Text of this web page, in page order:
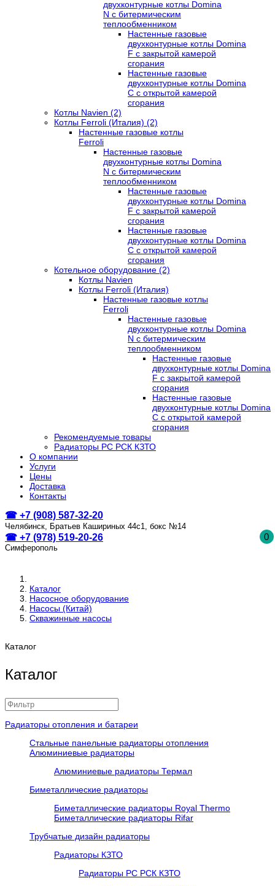
двухконтурные котлы Domina
N с битермическим
теплообменником
Настенные газовые
двухконтурные котлы Domina
F с закрытой камерой
сгорания
Настенные газовые
двухконтурные котлы Domina
C с открытой камерой
сгорания
Котлы Navien (2)
Котлы Ferroli (Италия) (2)
Настенные газовые котлы
Ferroli
Настенные газовые
двухконтурные котлы Domina
N с битермическим
теплообменником
Настенные газовые
двухконтурные котлы Domina
F с закрытой камерой
сгорания
Настенные газовые
двухконтурные котлы Domina
C с открытой камерой
сгорания
Котельное оборудование (2)
Котлы Navien
Котлы Ferroli (Италия)
Настенные газовые котлы
Ferroli
Настенные газовые
двухконтурные котлы Domina
N с битермическим
теплообменником
Настенные газовые
двухконтурные котлы Domina
F с закрытой камерой
сгорания
Настенные газовые
двухконтурные котлы Domina
C с открытой камерой
сгорания
Рекомендуемые товары
Радиаторы РС РСК КЗТО
О компании
Услуги
Цены
Доставка
Контакты
☎ +7 (908) 587-32-20
Челябинск, Братьев Кашириных 44с1, бокс №14
☎ +7 (978) 519-20-26
Симферополь
0
Каталог
Насосное оборудование
Насосы (Китай)
Скважинные насосы
Каталог
Каталог
Радиаторы отопления и батареи
Стальные панельные радиаторы отопления
Алюминиевые радиаторы
Алюминиевые радиаторы Термал
Биметаллические радиаторы
Биметаллические радиаторы Royal Thermo
Биметаллические радиаторы Rifar
Трубчатые дизайн радиаторы
Радиаторы КЗТО
Радиаторы РС РСК КЗТО